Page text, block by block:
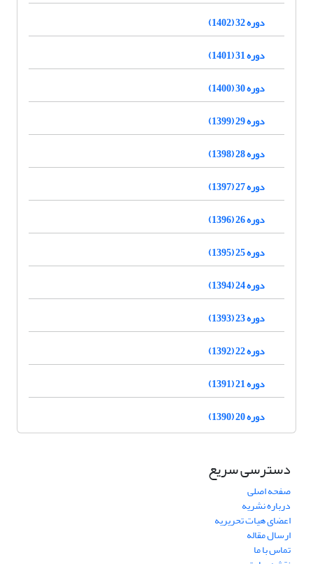
دوره 32 (1402)
دوره 31 (1401)
دوره 30 (1400)
دوره 29 (1399)
دوره 28 (1398)
دوره 27 (1397)
دوره 26 (1396)
دوره 25 (1395)
دوره 24 (1394)
دوره 23 (1393)
دوره 22 (1392)
دوره 21 (1391)
دوره 20 (1390)
دسترسی سریع
صفحه اصلی
درباره نشریه
اعضای هیات تحریریه
ارسال مقاله
تماس با ما